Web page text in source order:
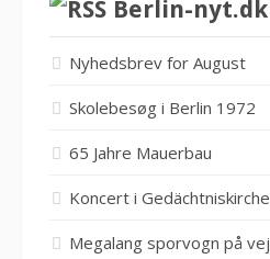
Berlin-nyt.dk
Nyhedsbrev for August
Skolebesøg i Berlin 1972
65 Jahre Mauerbau
Koncert i Gedächtniskirche
Megalang sporvogn på vej